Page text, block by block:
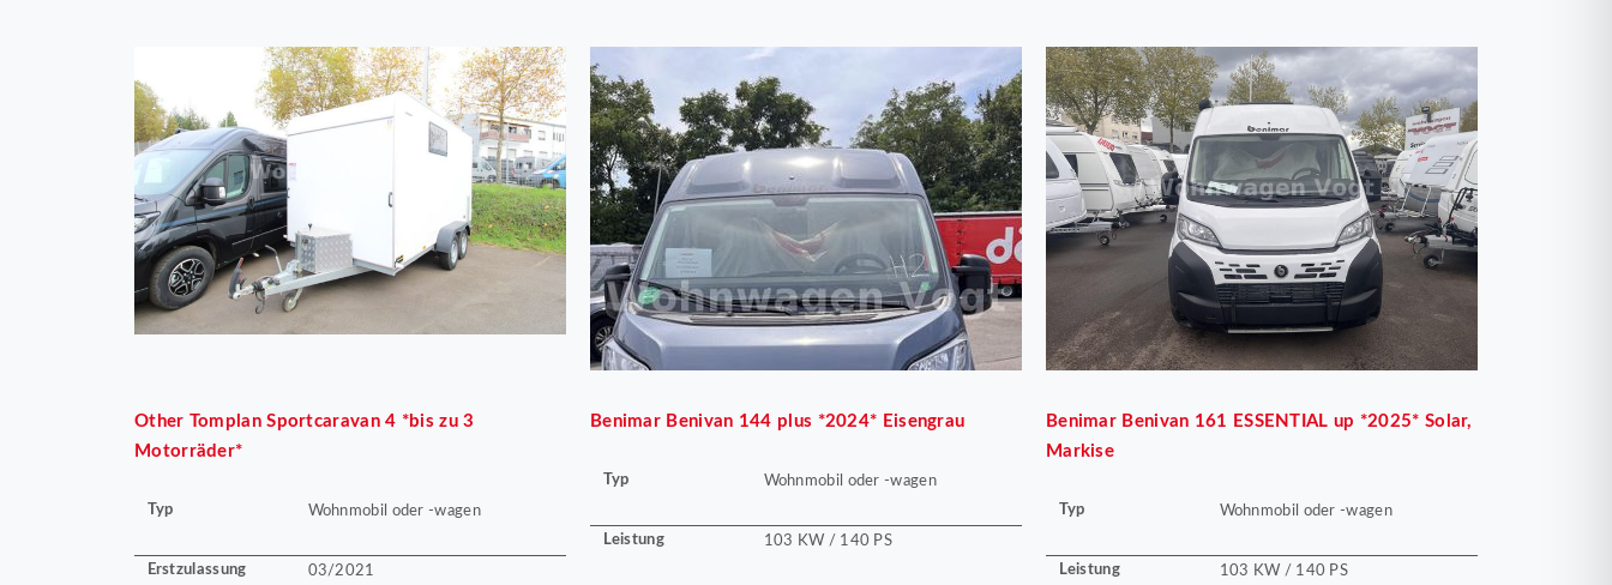
Other Tomplan Sportcaravan 4 *bis zu 3
Motorräder*
Typ Wohnmobil oder -wagen
Erstzulassung 03/2021
Benimar Benivan 144 plus *2024* Eisengrau
Typ Wohnmobil oder -wagen
Leistung 103 KW / 140 PS
Benimar Benivan 161 ESSENTIAL up *2025* Solar,
Markise
Typ Wohnmobil oder -wagen
Leistung 103 KW / 140 PS